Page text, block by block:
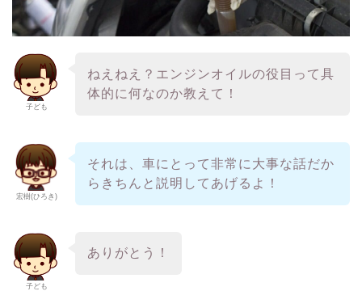
子ども
ねえねえ？エンジンオイルの役目って具
体的に何なのか教えて！
宏樹(ひろき)
それは、車にとって非常に大事な話だか
らきちんと説明してあげるよ！
子ども
ありがとう！